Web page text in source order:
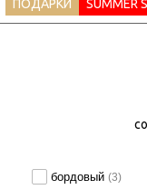
ПОДАРКИ SUMMER
бордовый(3)